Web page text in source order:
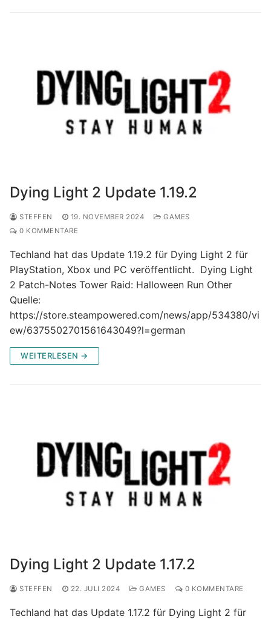
Dying Light 2 Update 1.19.2
STEFFEN 19. NOVEMBER 2024
GAMES
0 KOMMENTARE
Techland hat das Update 1.19.2 für Dying Light 2 für
PlayStation, Xbox und PC veröffentlicht. Dying Light
2 Patch-Notes Tower Raid: Halloween Run Other
Quelle:
https://store.steampowered.com/news/app/534380/vi
ew/6375502701561643049?l=german
WEITERLESEN →
Dying Light 2 Update 1.17.2
STEFFEN 22. JULI 2024 GAMES 0 KOMMENTARE
Techland hat das Update 1.17.2 für Dying Light 2 für